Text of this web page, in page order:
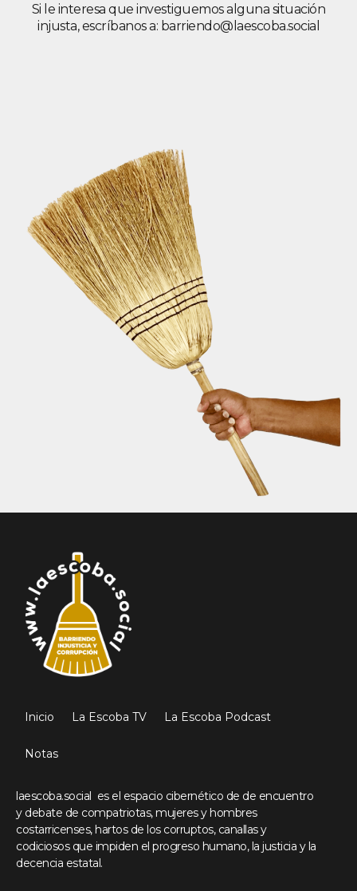
Si le interesa que investiguemos alguna situación
injusta, escríbanos a: barriendo@laescoba.social
Inicio La Escoba TV La Escoba Podcast
Notas
laescoba.social es el espacio cibernético de de encuentro
y debate de compatriotas, mujeres y hombres
costarricenses, hartos de los corruptos, canallas y
codiciosos que impiden el progreso humano, la justicia y la
decencia estatal.